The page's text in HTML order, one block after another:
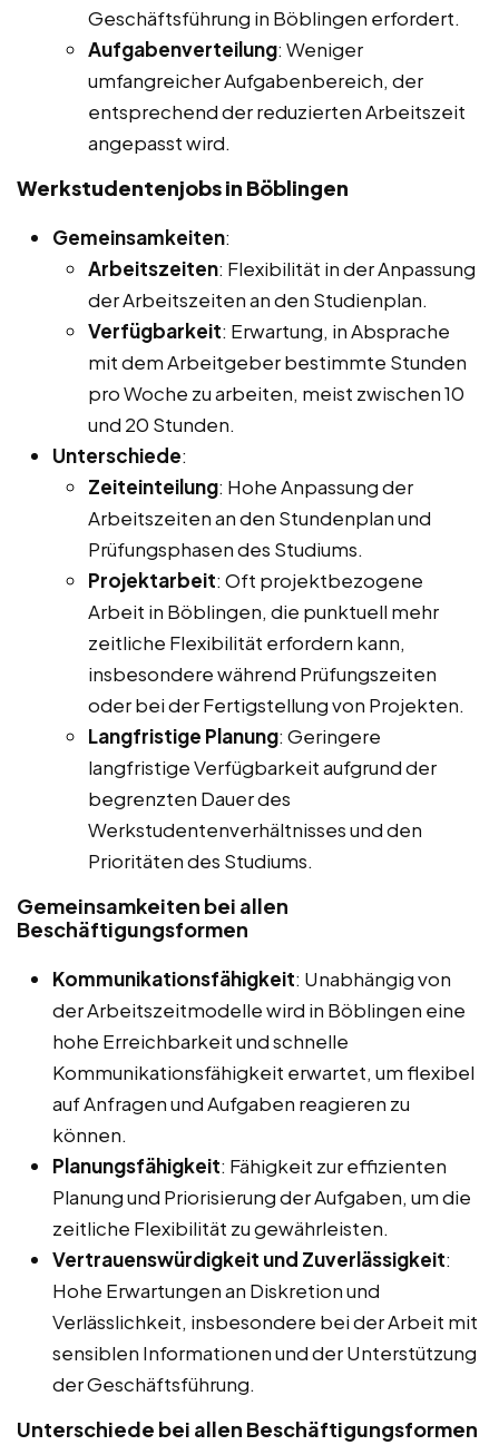
Geschäftsführung in Böblingen erfordert.
Aufgabenverteilung: Weniger
umfangreicher Aufgabenbereich, der
entsprechend der reduzierten Arbeitszeit
angepasst wird.
Werkstudentenjobs in Böblingen
Gemeinsamkeiten:
Arbeitszeiten: Flexibilität in der Anpassung
der Arbeitszeiten an den Studienplan.
Verfügbarkeit: Erwartung, in Absprache
mit dem Arbeitgeber bestimmte Stunden
pro Woche zu arbeiten, meist zwischen 10
und 20 Stunden.
Unterschiede:
Zeiteinteilung: Hohe Anpassung der
Arbeitszeiten an den Stundenplan und
Prüfungsphasen des Studiums.
Projektarbeit: Oft projektbezogene
Arbeit in Böblingen, die punktuell mehr
zeitliche Flexibilität erfordern kann,
insbesondere während Prüfungszeiten
oder bei der Fertigstellung von Projekten.
Langfristige Planung: Geringere
langfristige Verfügbarkeit aufgrund der
begrenzten Dauer des
Werkstudentenverhältnisses und den
Prioritäten des Studiums.
Gemeinsamkeiten bei allen
Beschäftigungsformen
Kommunikationsfähigkeit: Unabhängig von
der Arbeitszeitmodelle wird in Böblingen eine
hohe Erreichbarkeit und schnelle
Kommunikationsfähigkeit erwartet, um flexibel
auf Anfragen und Aufgaben reagieren zu
können.
Planungsfähigkeit: Fähigkeit zur effizienten
Planung und Priorisierung der Aufgaben, um die
zeitliche Flexibilität zu gewährleisten.
Vertrauenswürdigkeit und Zuverlässigkeit:
Hohe Erwartungen an Diskretion und
Verlässlichkeit, insbesondere bei der Arbeit mit
sensiblen Informationen und der Unterstützung
der Geschäftsführung.
Unterschiede bei allen Beschäftigungsformen